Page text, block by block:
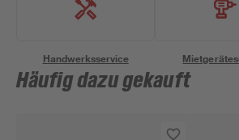
Handwerksservice
Häufig dazu gekauft